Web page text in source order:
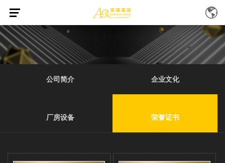
首页/荣誉证书
公司简介 企业文化
厂房设备 荣誉证书